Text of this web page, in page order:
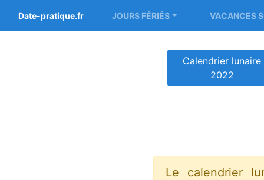
Date-pratique.fr JOURS FÉRIÉS VACANCES
Calendrier lunaire
2022
Le calendrier